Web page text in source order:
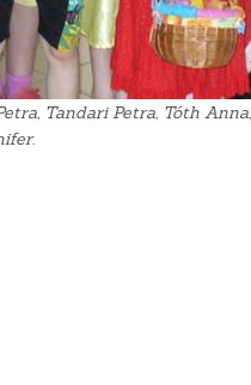
Tandari Petra, Tóth